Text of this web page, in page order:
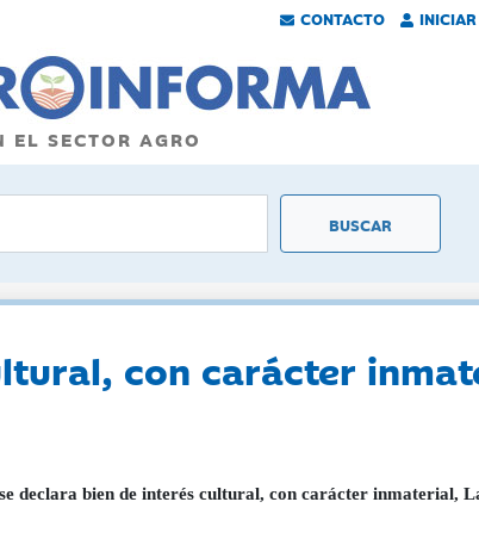
CONTACTO
EL SECTOR AGRO
con carácter
declara bien de interés cultural, con carácter inmaterial,